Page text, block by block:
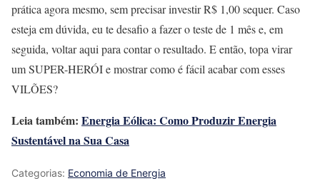
prática agora mesmo, sem precisar investir R$ 1,00 sequer. Caso
esteja em dúvida, eu te desafio a fazer o teste de 1 mês e, em
seguida, voltar aqui para contar o resultado. E então, topa virar
um SUPER-HERÓI e mostrar como é fácil acabar com esses
VILÕES?
Leia também: Energia Eólica: Como Produzir Energia
Sustentável na Sua Casa
Categorias: Economia de Energia